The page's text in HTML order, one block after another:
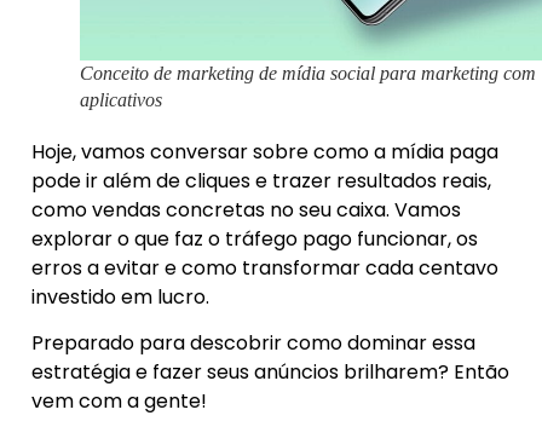
Conceito de marketing de mídia social para marketing com
aplicativos
Hoje, vamos conversar sobre como a mídia paga
pode ir além de cliques e trazer resultados reais,
como vendas concretas no seu caixa. Vamos
explorar o que faz o tráfego pago funcionar, os
erros a evitar e como transformar cada centavo
investido em lucro.
Preparado para descobrir como dominar essa
estratégia e fazer seus anúncios brilharem? Então
vem com a gente!